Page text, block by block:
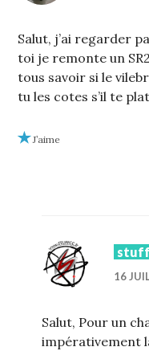
Salut, j’ai regarder
toi je remonte un
tous savoir si le
tu les cotes s’il te
J’aime
16
Salut, Pour un
impérativement